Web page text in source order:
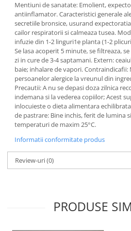
SUPOZITOARE
TINCTURI
SUPERALIMENTE
Mentiuni de sanatate: Emolient,
antiinflamator. Caracteristici generale
secretiile bronsice, usurand
cailor respiratorii si calmeaza tusea.
infuzie din 1-2 linguri1e planta (1-2
Se lasa acoperit 5 minute, se filtreaza,
zi in cure de 3-4 saptamani. Extern:
baie; inhalare de vapori. Contraindicafii:
persoanelor alergice la vreunul din
Precautii: A nu se depasi doza zilnica
indemana si la vederea copiilor; Acest
inlocuieste o dieta alimentara
de pastrare: Bine inchis, ferit de lumina
temperaturi de maxim 25°C.
Informatii conformitate produs
Review-uri(0)
PRODUSE